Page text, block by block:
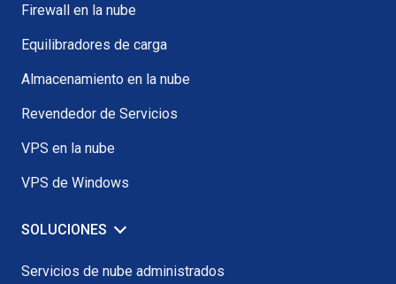
Firewall en la nube
Equilibradores de carga
Almacenamiento en la nube
Revendedor de Servicios
VPS en la nube
VPS de Windows
SOLUCIONES
Servicios de nube administrados